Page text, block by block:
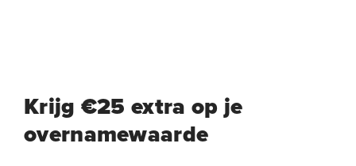
Krijg €25 extra op je
overnamewaarde